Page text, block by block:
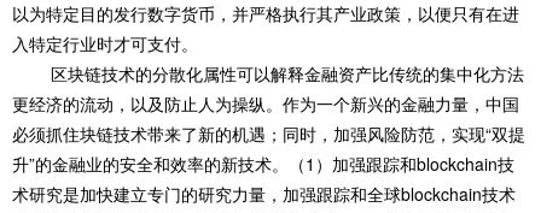
以为特定目的发行数字货币，并严格执行其产业政策，以便只有在进
入特定行业时才可支付。
区块链技术的分散化属性可以解释金融资产比传统的集中化方法
更经济的流动，以及防止人为操纵。作为一个新兴的金融力量，中国
必须抓住块链技术带来了新的机遇；同时，加强风险防范，实现“双提
升”的金融业的安全和效率的新技术。（1）加强跟踪和blockchain技
术研究是加快建立专门的研究力量，加强跟踪和全球blockchain技术